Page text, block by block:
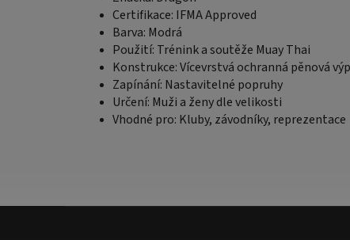
Certifikace: IFMA Approved
Barva: Modrá
Použití: Trénink a soutěže Muay Thai
Konstrukce: Vícevrstvá ochranná pěnová
Zapínání: Nastavitelné popruhy
Určení: Muži a ženy dle velikosti
Vhodné pro: Kluby, závodníky, reprezentace